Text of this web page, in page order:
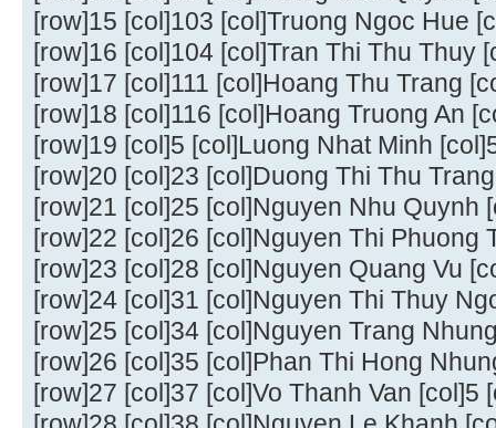
[row]15 [col]103 [col]Truong Ngoc Hue
[row]16 [col]104 [col]Tran Thi Thu Thuy
[row]17 [col]111 [col]Hoang Thu Trang
[row]18 [col]116 [col]Hoang Truong An
[row]19 [col]5 [col]Luong Nhat Minh
[row]20 [col]23 [col]Duong Thi Thu
[row]21 [col]25 [col]Nguyen Nhu Quynh
[row]22 [col]26 [col]Nguyen Thi Phuong
[row]23 [col]28 [col]Nguyen Quang Vu
[row]24 [col]31 [col]Nguyen Thi Thuy
[row]25 [col]34 [col]Nguyen Trang
[row]26 [col]35 [col]Phan Thi Hong
[row]27 [col]37 [col]Vo Thanh Van [col]5